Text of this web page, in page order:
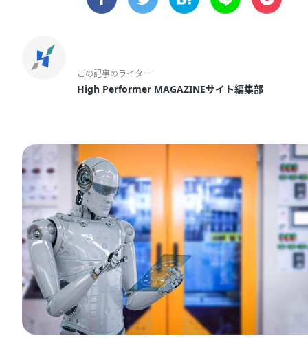
この記事のライター
High Performer MAGAZINEサイト編集部